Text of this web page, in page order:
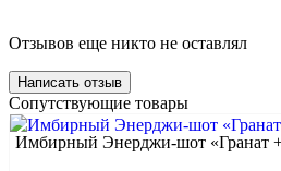
Отзывов еще никто не оставлял
Написать отзыв
Сопутствующие товары
Имбирный Энерджи-шот «Гранат